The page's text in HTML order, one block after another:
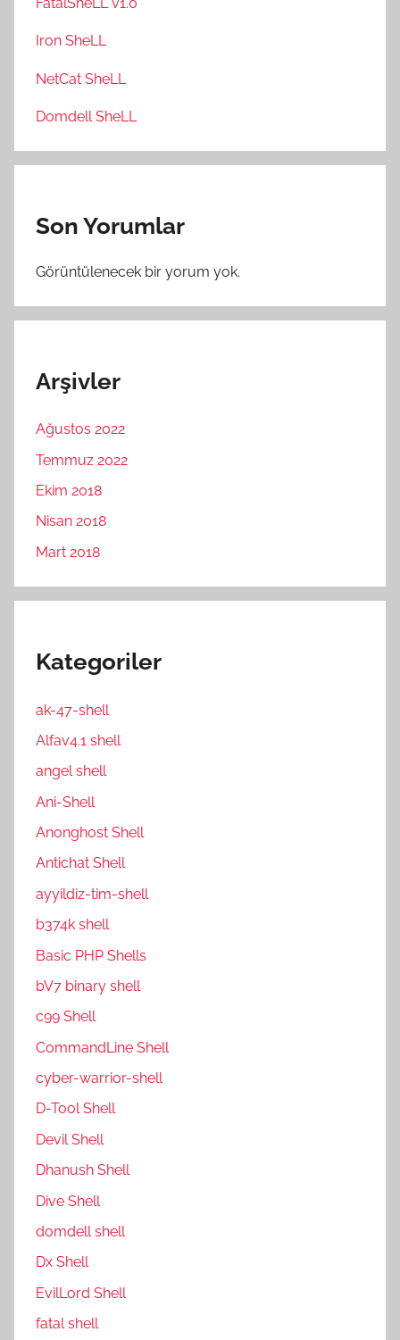
Iron SheLL
NetCat SheLL
Domdell SheLL
Son Yorumlar
Görüntülenecek bir yorum yok.
Arşivler
Ağustos 2022
Temmuz 2022
Ekim 2018
Nisan 2018
Mart 2018
Kategoriler
ak-47-shell
Alfav4.1 shell
angel shell
Ani-Shell
Anonghost Shell
Antichat Shell
ayyildiz-tim-shell
b374k shell
Basic PHP Shells
bV7 binary shell
c99 Shell
CommandLine Shell
cyber-warrior-shell
D-Tool Shell
Devil Shell
Dhanush Shell
Dive Shell
domdell shell
Dx Shell
EvilLord Shell
fatal shell